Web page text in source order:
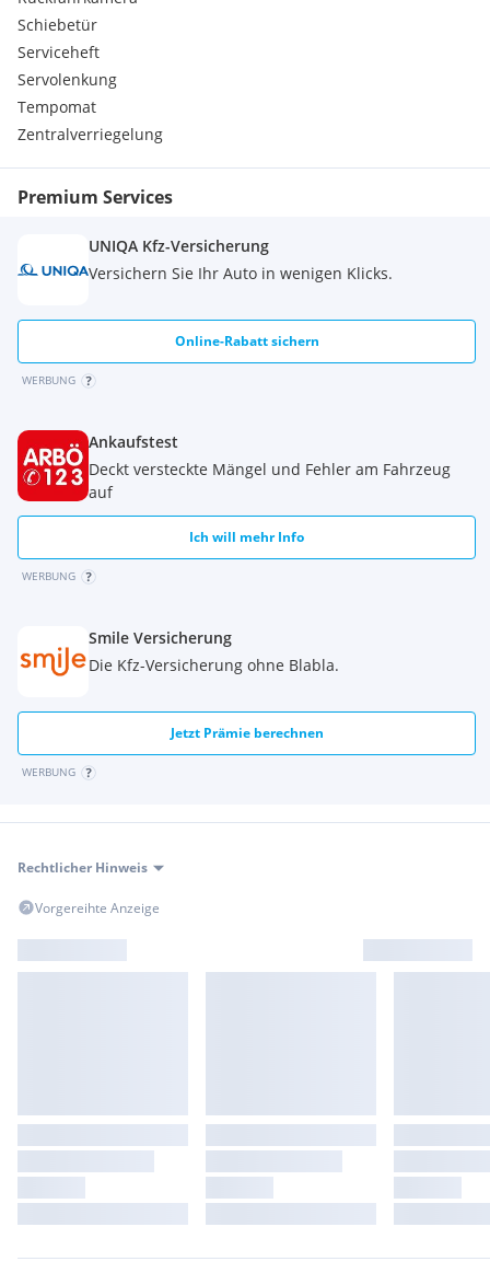
Schiebetür
Serviceheft
Servolenkung
Tempomat
Zentralverriegelung
Premium Services
UNIQA Kfz-Versicherung
Versichern Sie Ihr Auto in wenigen Klicks.
Online-Rabatt sichern
WERBUNG
Ankaufstest
Deckt versteckte Mängel und Fehler am Fahrzeug
auf
Ich will mehr Info
WERBUNG
Smile Versicherung
Die Kfz-Versicherung ohne Blabla.
Jetzt Prämie berechnen
WERBUNG
Rechtlicher Hinweis
Vorgereihte Anzeige